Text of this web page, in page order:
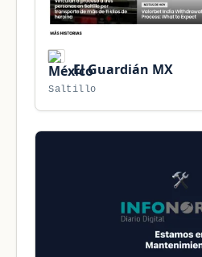
El Guardián MX
Saltillo